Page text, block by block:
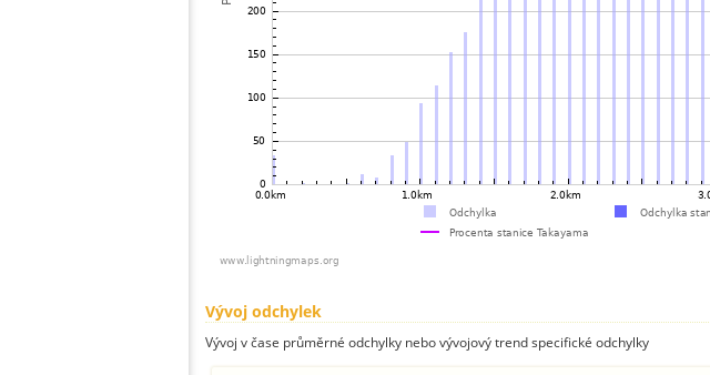
Vývoj odchylek
Vývoj v čase průměrné odchylky nebo vývojový trend specifické odchylky